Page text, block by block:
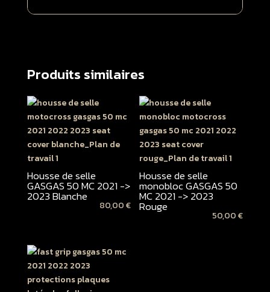
Produits similaires
Housse de selle
GASGAS 50 MC 2021 ->
2023 Blanche
80,00€
Housse de selle
monobloc GASGAS 50
MC 2021 -> 2023
Rouge
50,00€